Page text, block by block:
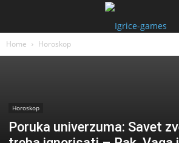
Home Horoskop
Horoskop
Poruka univerzuma: Savet